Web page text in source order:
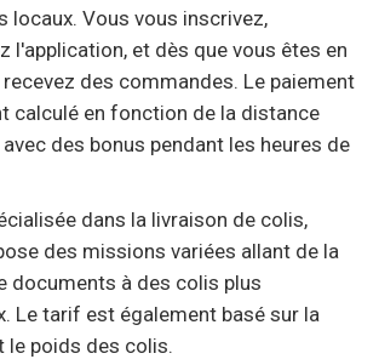
locaux. Vous vous inscrivez,
l'application, et dès que vous êtes en
recevez des commandes. Le paiement
calculé en fonction de la distance
des bonus pendant les heures de
dans la livraison de colis,
des missions variées allant de la
documents à des colis plus
Le tarif est également basé sur la
le poids des colis.